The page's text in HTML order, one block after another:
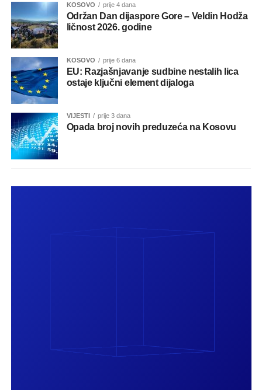
KOSOVO prije 4 dana
Održan Dan dijaspore Gore – Veldin Hodža
ličnost 2026. godine
KOSOVO prije 6 dana
EU: Razjašnjavanje sudbine nestalih lica
ostaje ključni element dijaloga
VIJESTI prije 3 dana
Opada broj novih preduzeća na Kosovu